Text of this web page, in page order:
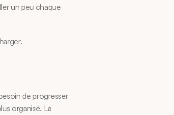
un peu chaque
de progresser
organisé. La